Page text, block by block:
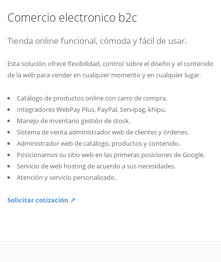
Comercio electronico b2c
Tienda online funcional, cómoda y fácil de usar.
Esta solución ofrece flexibilidad, control sobre el diseño y el contenido
de la web para vender en cualquier momento y en cualquier lugar.
Catálogo de productos online con carro de compra.
Integradores WebPay Plus, PayPal, Servipag, khipu.
Manejo de inventario gestión de stock.
Sistema de venta administrador web de clientes y órdenes.
Administrador web de catálogo, productos y contenido.
Posicionamos su sitio web en las primeras posiciones de Google.
Servicio de web hosting de acuerdo a sus necesidades.
Atención y servicio personalizado.
Solicitar cotización ↗